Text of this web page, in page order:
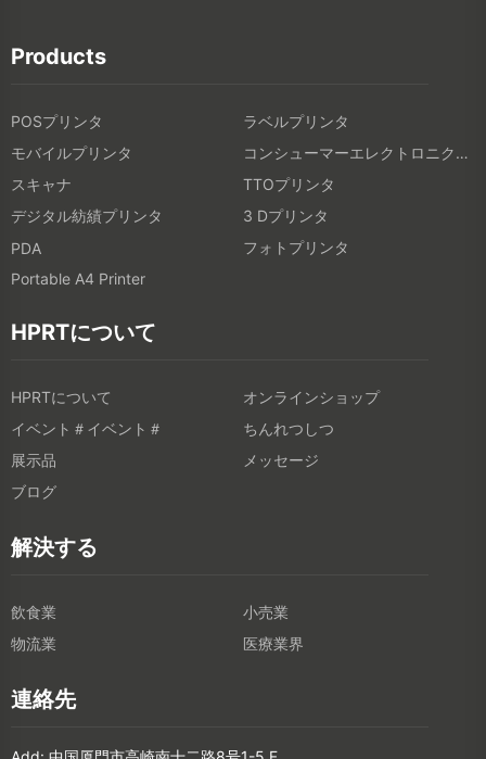
Products
POSプリンタ
ラベルプリンタ
モバイルプリンタ
コンシューマーエレクトロニクス製品
スキャナ
TTOプリンタ
デジタル紡績プリンタ
3 Dプリンタ
PDA
フォトプリンタ
Portable A4 Printer
HPRTについて
HPRTについて
オンラインショップ
イベント＃イベント＃
ちんれつしつ
展示品
メッセージ
ブログ
解決する
飲食業
小売業
物流業
医療業界
連絡先